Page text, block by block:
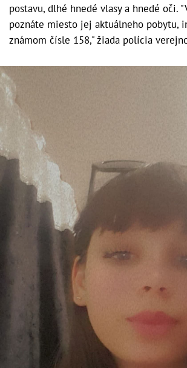
postavu, dlhé hnedé vlasy a hnedé oči.
poznáte miesto jej aktuálneho pobytu,
známom čísle 158," žiada polícia